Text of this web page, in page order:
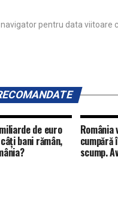
pentru data viitoare
de euro
bani rămân, cumpără
scump.